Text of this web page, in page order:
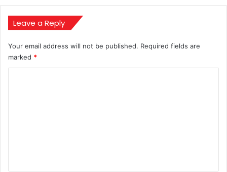
एशिया
कप
2025
Leave a Reply
Your email address will not be published. Required fields are
marked *